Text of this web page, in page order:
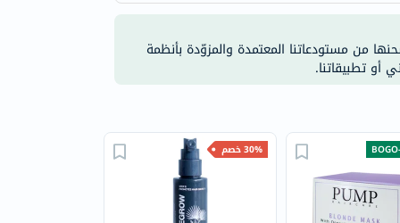
من مستودعاتنا المعتمدة والمزوّدة بأنظمة
أو تطبيقاتنا.
30% خصم